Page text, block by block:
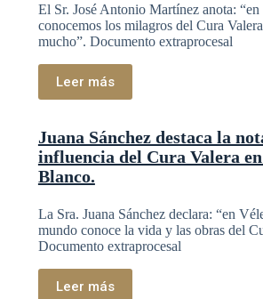
El Sr. José Antonio Martínez anota: “en
conocemos los milagros del Cura
mucho”. Documento extraprocesal
Leer más
Juana Sánchez destaca la
influencia del Cura Valera
Blanco.
La Sra. Juana Sánchez declara: “en
mundo conoce la vida y las obras del
Documento extraprocesal
Leer más